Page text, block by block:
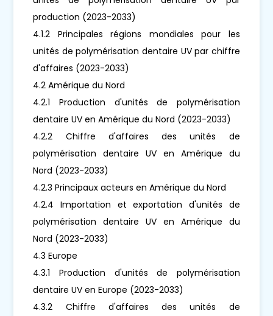
production (2023-2033)
4.1.2 Principales régions mondiales pour les
unités de polymérisation dentaire UV par chiffre
d'affaires (2023-2033)
4.2 Amérique du Nord
4.2.1 Production d'unités de polymérisation
dentaire UV en Amérique du Nord (2023-2033)
4.2.2 Chiffre d'affaires des unités de
polymérisation dentaire UV en Amérique du
Nord (2023-2033)
4.2.3 Principaux acteurs en Amérique du Nord
4.2.4 Importation et exportation d'unités de
polymérisation dentaire UV en Amérique du
Nord (2023-2033)
4.3 Europe
4.3.1 Production d'unités de polymérisation
dentaire UV en Europe (2023-2033)
4.3.2 Chiffre d'affaires des unités de